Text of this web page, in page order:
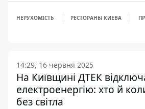
НЕРУХОМІСТЬ РЕСТОРАНЫ КИЕВА
14:29, 16 червня 2025
На Київщині ДТЕК
електроенергію: хто й
без світла